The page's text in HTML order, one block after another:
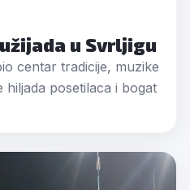
u Svrljigu
centar tradicije, muzike
hiljada posetilaca i bogat